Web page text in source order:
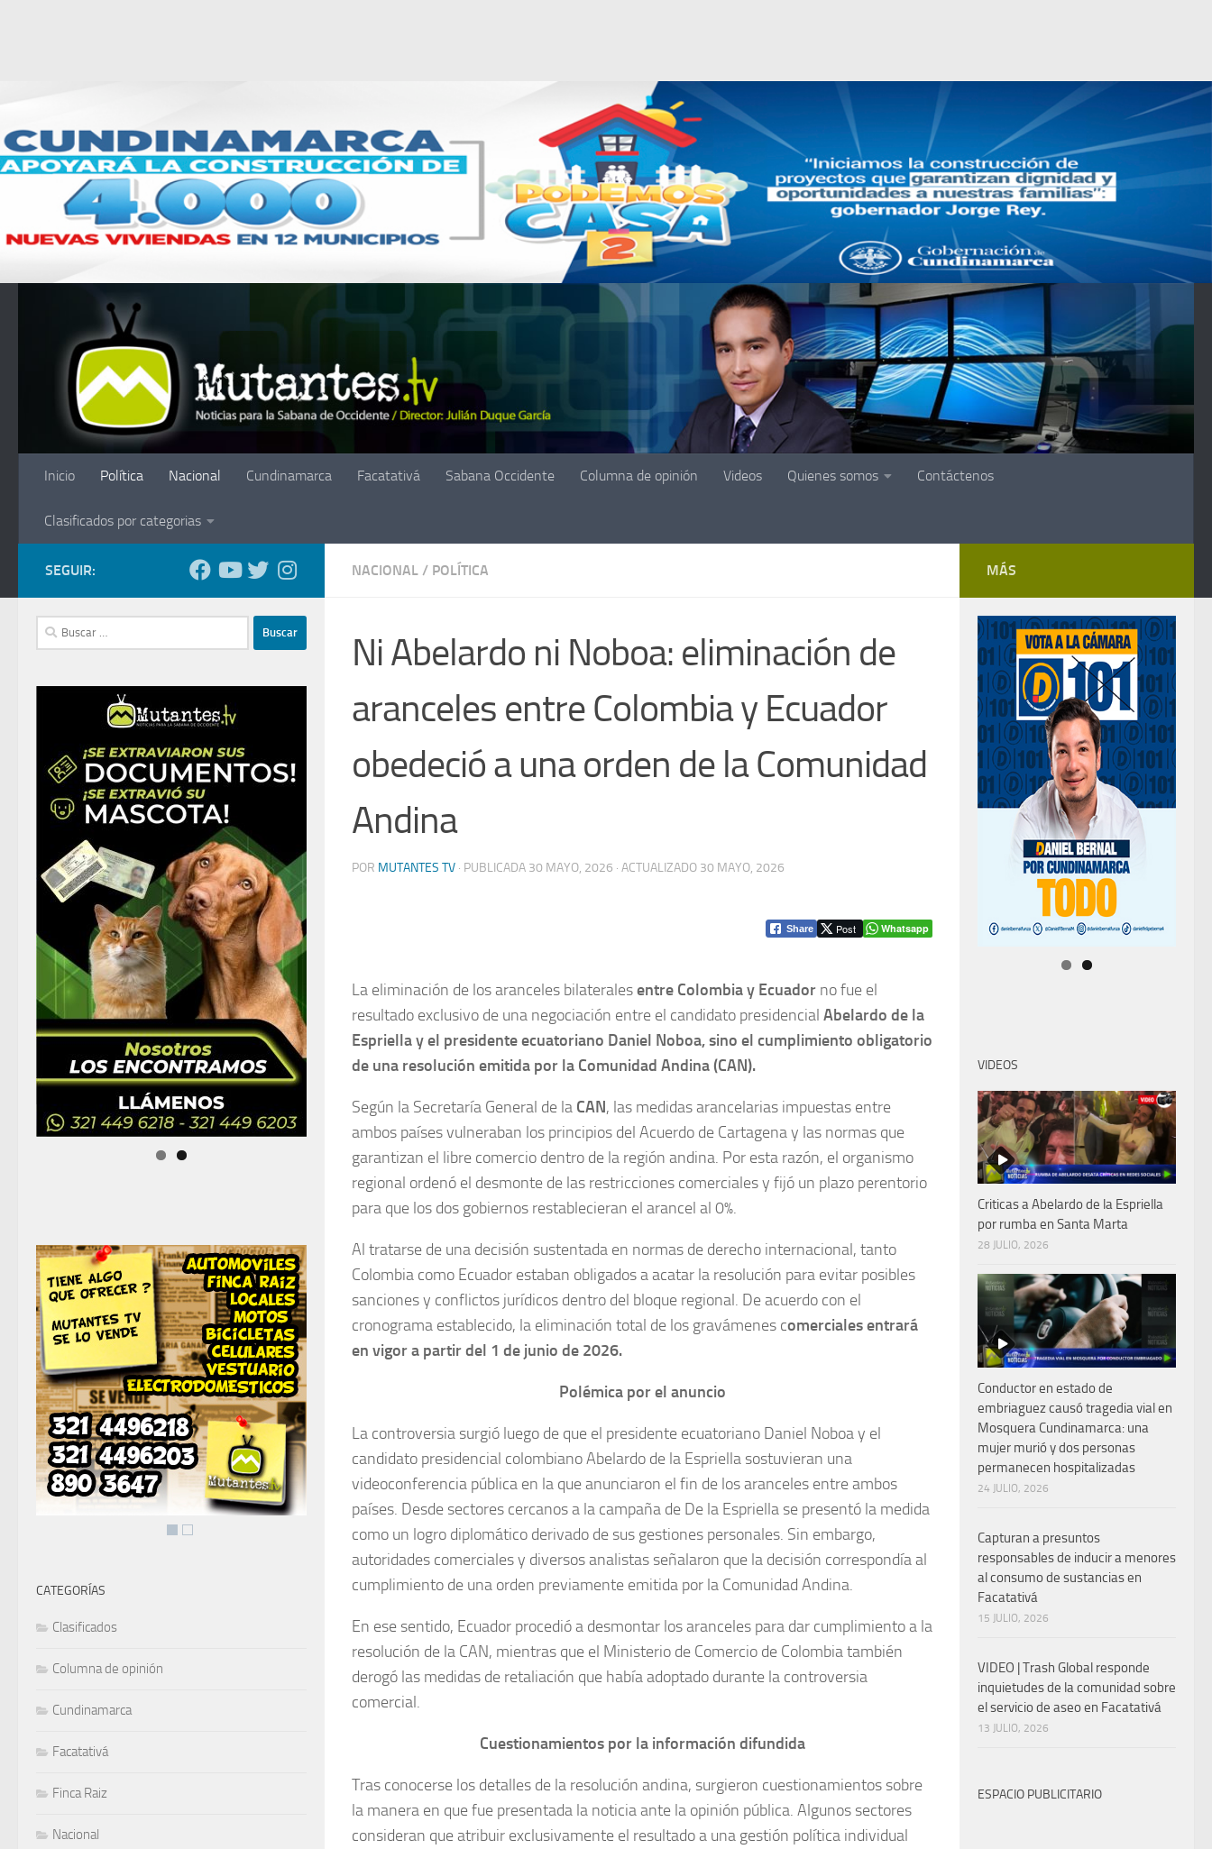
Inicio Política Nacional Cundinamarca Facatativá Sabana Occidente Columna de opinión Videos Quienes somos Contáctenos
Clasificados por categorias
NACIONAL / POLÍTICA
Ni Abelardo ni Noboa: eliminación de
aranceles entre Colombia y Ecuador
obedeció a una orden de la Comunidad
Andina
POR MUTANTES TV · PUBLICADA 30 MAYO, 2026 · ACTUALIZADO 30 MAYO, 2026
Share Post Whatsapp
La eliminación de los aranceles bilateralesentre Colombia y Ecuador no fue el
resultado exclusivo de una negociación entre el candidato presidencial Abelardo de la
Espriella y el presidente ecuatoriano Daniel Noboa, sino el cumplimiento obligatorio
de una resolución emitida por la Comunidad Andina (CAN).
Según la Secretaría General de la CAN, las medidas arancelarias impuestas entre
ambos países vulneraban los principios del Acuerdo de Cartagena y las normas que
garantizan el libre comercio dentro de la región andina. Por esta razón, el organismo
regional ordenó el desmonte de las restricciones comerciales y fijó un plazo perentorio
para que los dos gobiernos restablecieran el arancel al 0%.
Al tratarse de una decisión sustentada en normas de derecho internacional, tanto
Colombia como Ecuador estaban obligados a acatar la resolución para evitar posibles
sanciones y conflictos jurídicos dentro del bloque regional. De acuerdo con el
cronograma establecido, la eliminación total de los gravámenes comerciales entrará
en vigor a partir del 1 de junio de 2026.
Polémica por el anuncio
La controversia surgió luego de que el presidente ecuatoriano Daniel Noboa y el
candidato presidencial colombiano Abelardo de la Espriella sostuvieran una
videoconferencia pública en la que anunciaron el fin de los aranceles entre ambos
países. Desde sectores cercanos a la campaña de De la Espriella se presentó la medida
como un logro diplomático derivado de sus gestiones personales. Sin embargo,
autoridades comerciales y diversos analistas señalaron que la decisión correspondía al
cumplimiento de una orden previamente emitida por la Comunidad Andina.
En ese sentido, Ecuador procedió a desmontar los aranceles para dar cumplimiento a la
resolución de la CAN, mientras que el Ministerio de Comercio de Colombia también
derogó las medidas de retaliación que había adoptado durante la controversia
comercial.
Cuestionamientos por la información difundida
Tras conocerse los detalles de la resolución andina, surgieron cuestionamientos sobre
la manera en que fue presentada la noticia ante la opinión pública. Algunos sectores
consideran que atribuir exclusivamente el resultado a una gestión política individual
SEGUIR:
Buscar:
CATEGORÍAS
Clasificados
Columna de opinión
Cundinamarca
Facatativá
Finca Raiz
Nacional
MÁS
VIDEOS
Criticas a Abelardo de la Espriella
por rumba en Santa Marta
28 JULIO, 2026
Conductor en estado de
embriaguez causó tragedia vial en
Mosquera Cundinamarca: una
mujer murió y dos personas
permanecen hospitalizadas
24 JULIO, 2026
Capturan a presuntos
responsables de inducir a menores
al consumo de sustancias en
Facatativá
15 JULIO, 2026
VIDEO | Trash Global responde
inquietudes de la comunidad sobre
el servicio de aseo en Facatativá
13 JULIO, 2026
ESPACIO PUBLICITARIO